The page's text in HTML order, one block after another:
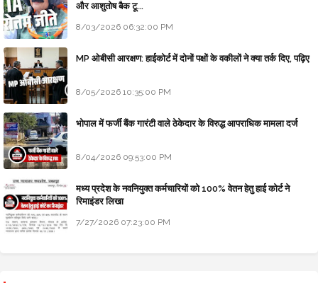
और आशुतोष बैक टू...
8/03/2026 06:32:00 PM
MP ओबीसी आरक्षण: हाईकोर्ट में दोनों पक्षों के वकीलों ने क्या तर्क दिए, पढ़िए
8/05/2026 10:35:00 PM
भोपाल में फर्जी बैंक गारंटी वाले ठेकेदार के विरुद्ध आपराधिक मामला दर्ज
8/04/2026 09:53:00 PM
मध्य प्रदेश के नवनियुक्त कर्मचारियों को 100% वेतन हेतु हाई कोर्ट ने
रिमाइंडर लिखा
7/27/2026 07:23:00 PM